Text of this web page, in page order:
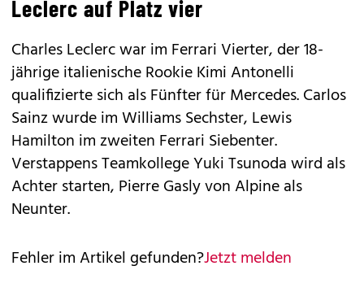
Leclerc auf Platz vier
Charles Leclerc war im Ferrari Vierter, der 18-
jährige italienische Rookie Kimi Antonelli
qualifizierte sich als Fünfter für Mercedes. Carlos
Sainz wurde im Williams Sechster, Lewis
Hamilton im zweiten Ferrari Siebenter.
Verstappens Teamkollege Yuki Tsunoda wird als
Achter starten, Pierre Gasly von Alpine als
Neunter.
Fehler im Artikel gefunden?Jetzt melden